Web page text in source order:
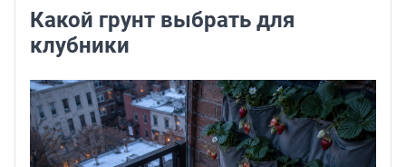
Какой грунт выбрать для
клубники